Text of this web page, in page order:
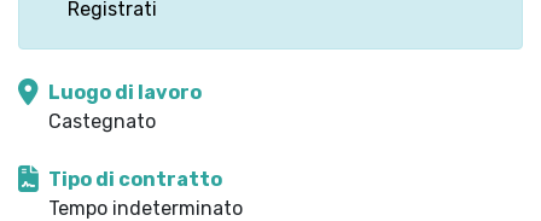
Registrati
Luogo di lavoro
Castegnato
Tipo di contratto
Tempo indeterminato